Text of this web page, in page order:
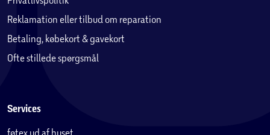
Reklamation eller tilbud om reparation
Betaling, købekort & gavekort
Ofte stillede spørgsmål
Services
føtex ud af huset